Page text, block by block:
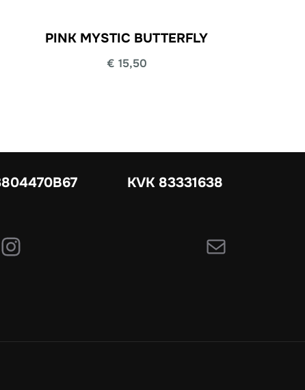
PINK MYSTIC BUTTERFLY
€ 15,50
Instagram
KVK 83331638
E-mail